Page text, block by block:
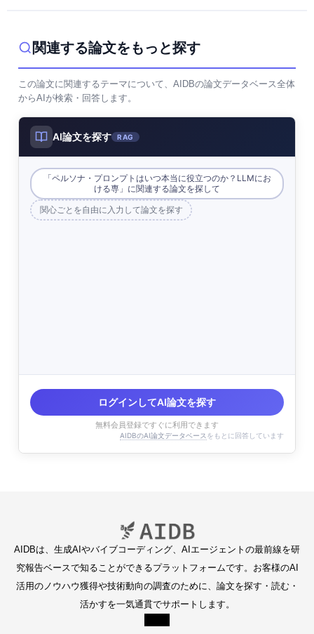
関連する論文をもっと探す
この論文に関連するテーマについて、AIDBの論文データベース全体
からAIが検索・回答します。
AI論文を探す RAG
「ペルソナ・プロンプトはいつ本当に役立つのか？LLMにお
ける専」に関連する論文を探して
関心ごとを自由に入力して論文を探す
ログインしてAI論文を探す
無料会員登録ですぐに利用できます
AIDBのAI論文データベース をもとに回答しています
AIDBは、生成AIやバイブコーディング、AIエージェントの最前線を研
究報告ベースで知ることができるプラットフォームです。お客様のAI
活用のノウハウ獲得や技術動向の調査のために、論文を探す・読む・
活かすを一気通貫でサポートします。